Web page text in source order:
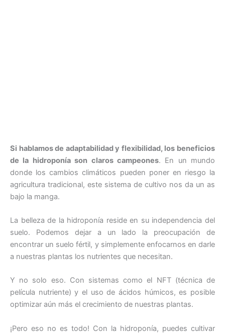
Si hablamos de adaptabilidad y flexibilidad, los beneficios
de la hidroponía son claros campeones. En un mundo
donde los cambios climáticos pueden poner en riesgo la
agricultura tradicional, este sistema de cultivo nos da un as
bajo la manga.
La belleza de la hidroponía reside en su independencia del
suelo. Podemos dejar a un lado la preocupación de
encontrar un suelo fértil, y simplemente enfocarnos en darle
a nuestras plantas los nutrientes que necesitan.
Y no solo eso. Con sistemas como el NFT (técnica de
película nutriente) y el uso de ácidos húmicos, es posible
optimizar aún más el crecimiento de nuestras plantas.
¡Pero eso no es todo! Con la hidroponía, puedes cultivar